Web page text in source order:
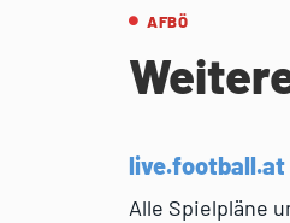
AFBÖ
live.football.at
Alle Spielpläne